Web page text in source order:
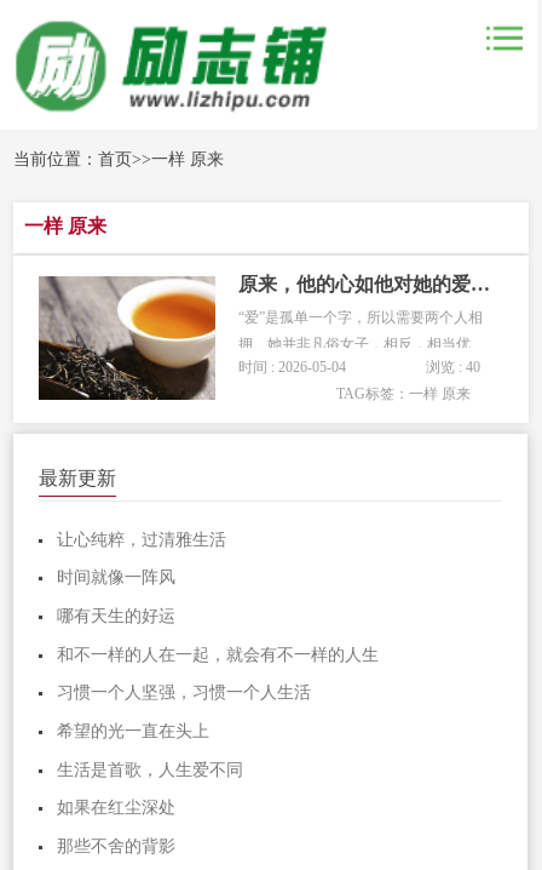
当前位置：首页>>一样 原来
一样 原来
原来，他的心如他对她的爱一样
“爱”是孤单一个字，所以需要两个人相
拥。她并非凡俗女子，相反，相当优
秀，追求者云集。而她，排开众人，毅
然跟了他。当时，他一无所有，在一家
时间 : 2026-05-04
浏览 : 40
TAG标签：一样 原来
最新更新
让心纯粹，过清雅生活
时间就像一阵风
哪有天生的好运
和不一样的人在一起，就会有不一样的人生
习惯一个人坚强，习惯一个人生活
希望的光一直在头上
生活是首歌，人生爱不同
如果在红尘深处
那些不舍的背影